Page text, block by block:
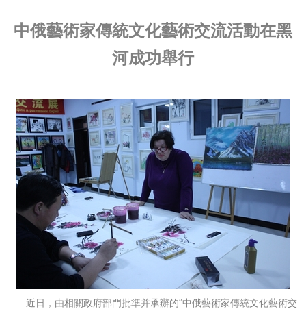
中俄藝術家傳統文化藝術交流活動在黑
河成功舉行
近日，由相關政府部門批準并承辦的“中俄藝術家傳統文化藝術交